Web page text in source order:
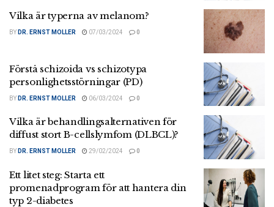
Vilka är typerna av melanom?
BY DR. ERNST MOLLER 07/03/2024 0
Förstå schizoida vs schizotypa
personlighetsstörningar (PD)
BY DR. ERNST MOLLER 06/03/2024 0
Vilka är behandlingsalternativen för
diffust stort B-cellslymfom (DLBCL)?
BY DR. ERNST MOLLER 29/02/2024 0
Ett litet steg: Starta ett
promenadprogram för att hantera din
typ 2-diabetes